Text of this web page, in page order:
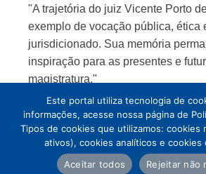
"A trajetória do juiz Vicente Porto
exemplo de vocação pública, ética
jurisdicionado. Sua memória
inspiração para as presentes e
magistratura."
Este portal utiliza tecnologia de
informações, acesse nossa página de
Tipos de cookies que utilizamos: cookies
ativos), cookies analíticos e cookies
Aceitar todos
Rejeitar não